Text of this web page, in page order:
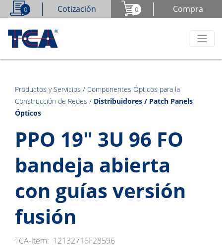
0 Compra
0 Cotización
Productos y Servicios / Componentes Ópticos para la
Construcción de Redes / Distribuidores / Patch Panels
Ópticos
PPO 19" 3U 96 FO
bandeja abierta
con guías versión
fusión
TCA-item: 12132716F28596